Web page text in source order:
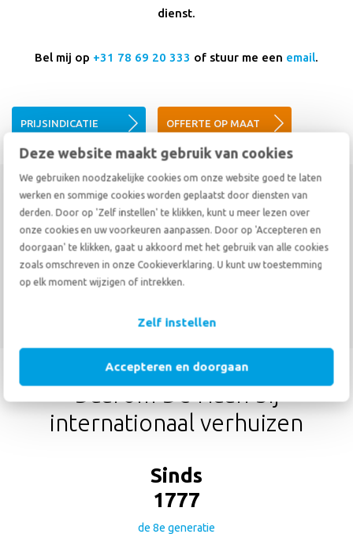
Deze website maakt gebruik van cookies
We gebruiken noodzakelijke cookies om onze website goed te laten
werken en sommige cookies worden geplaatst door diensten van
derden. Door op 'Zelf instellen' te klikken, kunt u meer lezen over
onze cookies en uw voorkeuren aanpassen. Door op 'Accepteren en
doorgaan' te klikken, gaat u akkoord met het gebruik van alle cookies
zoals omschreven in onze Cookieverklaring. U kunt uw toestemming
op elk moment wijzigen of intrekken.
Zelf instellen
Accepteren en doorgaan
dienst.
Bel mij op +31 78 69 20 333 of stuur me een email.
PRIJSINDICATIE OFFERTE OP MAAT
De gemiddelde beoordeling van klanten die met De Haan
verhuisden
bekijk de beoordelingen
9.3
Daarom De Haan bij
internationaal verhuizen
Sinds
1777
de 8e generatie